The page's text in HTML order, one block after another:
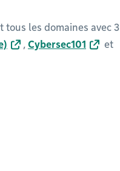
tous les domaines avec 3
, Cybersec101
et